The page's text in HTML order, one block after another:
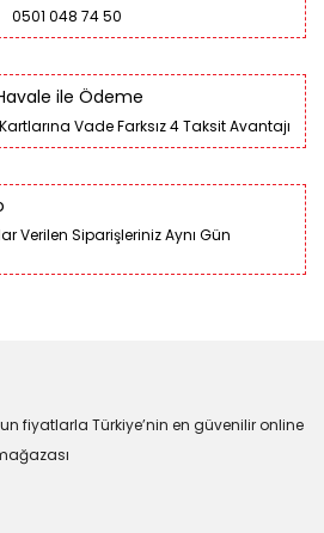
0501 048 74 50
ile Ödeme
Vade Farksız 4 Taksit Avantajı
Verilen Siparişleriniz Aynı Gün
fiyatlarla Türkiye’nin en güvenilir online